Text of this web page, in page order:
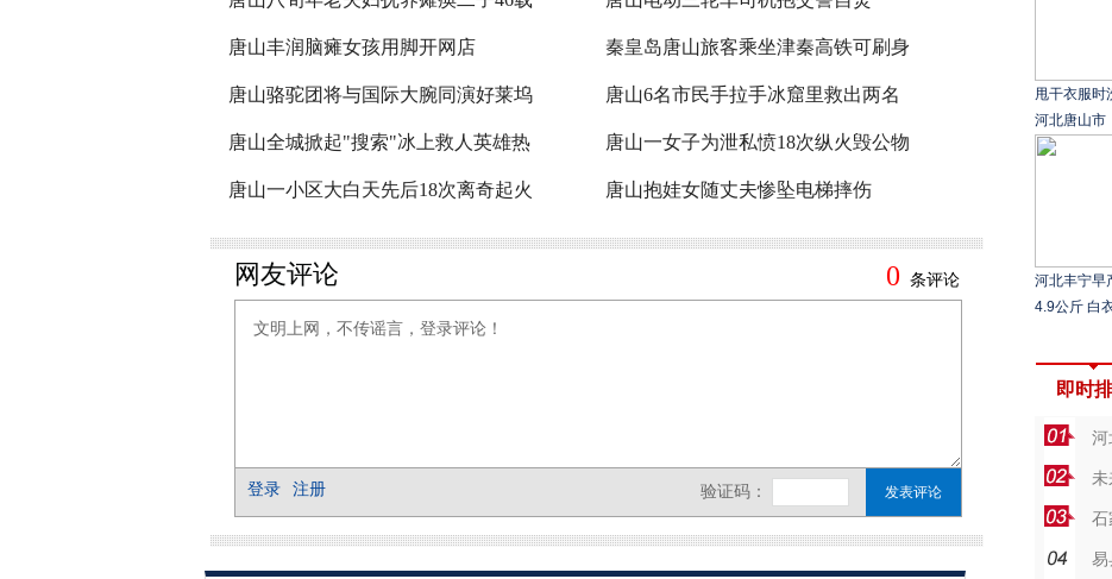
唐山丰润脑瘫女孩用脚开网店 秦皇岛唐山旅客乘坐津秦高铁可刷身
唐山骆驼团将与国际大腕同演好莱坞 唐山6名市民手拉手冰窟里救出两名
唐山全城掀起"搜索"冰上救人英雄热 唐山一女子为泄私愤18次纵火毁公物
唐山一小区大白天先后18次离奇起火 唐山抱娃女随丈夫惨坠电梯摔伤
甩干衣服时
河北唐山市
河北丰宁早
4.9公斤 白
即时
河
石
易